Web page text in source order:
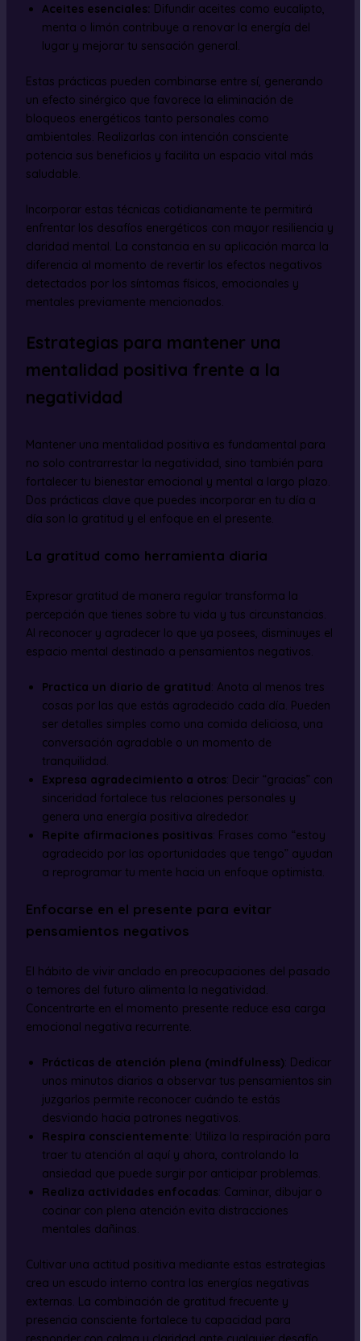
Aceites esenciales: Difundir aceites como eucalipto,
menta o limón contribuye a renovar la energía del
lugar y mejorar tu sensación general.
Estas prácticas pueden combinarse entre sí, generando
un efecto sinérgico que favorece la eliminación de
bloqueos energéticos tanto personales como
ambientales. Realizarlas con intención consciente
potencia sus beneficios y facilita un espacio vital más
saludable.
Incorporar estas técnicas cotidianamente te permitirá
enfrentar los desafíos energéticos con mayor resiliencia y
claridad mental. La constancia en su aplicación marca la
diferencia al momento de revertir los efectos negativos
detectados por los síntomas físicos, emocionales y
mentales previamente mencionados.
Estrategias para mantener una
mentalidad positiva frente a la
negatividad
Mantener una mentalidad positiva es fundamental para
no solo contrarrestar la negatividad, sino también para
fortalecer tu bienestar emocional y mental a largo plazo.
Dos prácticas clave que puedes incorporar en tu día a
día son la gratitud y el enfoque en el presente.
La gratitud como herramienta diaria
Expresar gratitud de manera regular transforma la
percepción que tienes sobre tu vida y tus circunstancias.
Al reconocer y agradecer lo que ya posees, disminuyes el
espacio mental destinado a pensamientos negativos.
Practica un diario de gratitud: Anota al menos tres
cosas por las que estás agradecido cada día. Pueden
ser detalles simples como una comida deliciosa, una
conversación agradable o un momento de
tranquilidad.
Expresa agradecimiento a otros: Decir “gracias” con
sinceridad fortalece tus relaciones personales y
genera una energía positiva alrededor.
Repite afirmaciones positivas: Frases como “estoy
agradecido por las oportunidades que tengo” ayudan
a reprogramar tu mente hacia un enfoque optimista.
Enfocarse en el presente para evitar
pensamientos negativos
El hábito de vivir anclado en preocupaciones del pasado
o temores del futuro alimenta la negatividad.
Concentrarte en el momento presente reduce esa carga
emocional negativa recurrente.
Prácticas de atención plena (mindfulness): Dedicar
unos minutos diarios a observar tus pensamientos sin
juzgarlos permite reconocer cuándo te estás
desviando hacia patrones negativos.
Respira conscientemente: Utiliza la respiración para
traer tu atención al aquí y ahora, controlando la
ansiedad que puede surgir por anticipar problemas.
Realiza actividades enfocadas: Caminar, dibujar o
cocinar con plena atención evita distracciones
mentales dañinas.
Cultivar una actitud positiva mediante estas estrategias
crea un escudo interno contra las energías negativas
externas. La combinación de gratitud frecuente y
presencia consciente fortalece tu capacidad para